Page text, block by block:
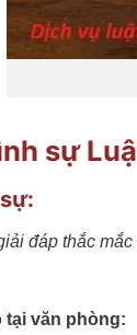
sự
đáp thắc
văn phòng: